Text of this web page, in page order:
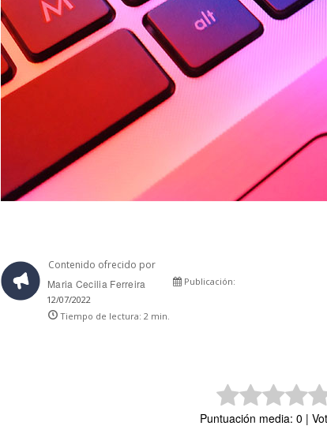
Contenido ofrecido por
Maria Cecilia Ferreira
Publicación:
12/07/2022
Tiempo de lectura: 2 min.
Puntuación media: 0 |